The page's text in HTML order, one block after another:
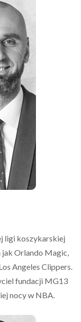
ligi koszykarskiej
jak Orlando Magic,
Angeles Clippers.
fundacji MG13
nocy w NBA.